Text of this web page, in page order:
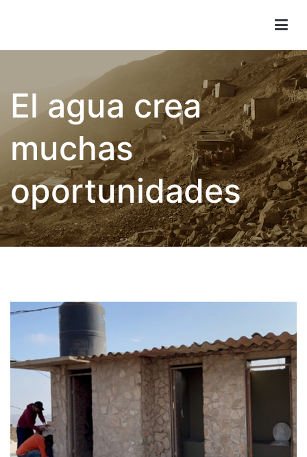
El agua crea
muchas
oportunidades